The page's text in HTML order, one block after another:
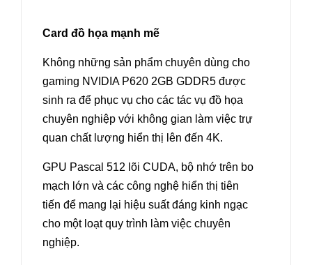
Card đồ họa mạnh mẽ
Không những sản phẩm chuyên dùng cho
gaming NVIDIA P620 2GB GDDR5 được
sinh ra để phục vụ cho các tác vụ đồ họa
chuyên nghiệp với không gian làm việc trự
quan chất lượng hiển thị lên đến 4K.
GPU Pascal 512 lõi CUDA, bộ nhớ trên bo
mạch lớn và các công nghệ hiển thị tiên
tiến để mang lại hiệu suất đáng kinh ngạc
cho một loạt quy trình làm việc chuyên
nghiệp.